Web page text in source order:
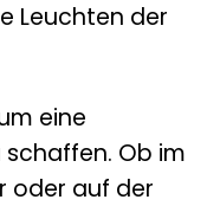
Leuchten der
eine
Ob im
oder auf der